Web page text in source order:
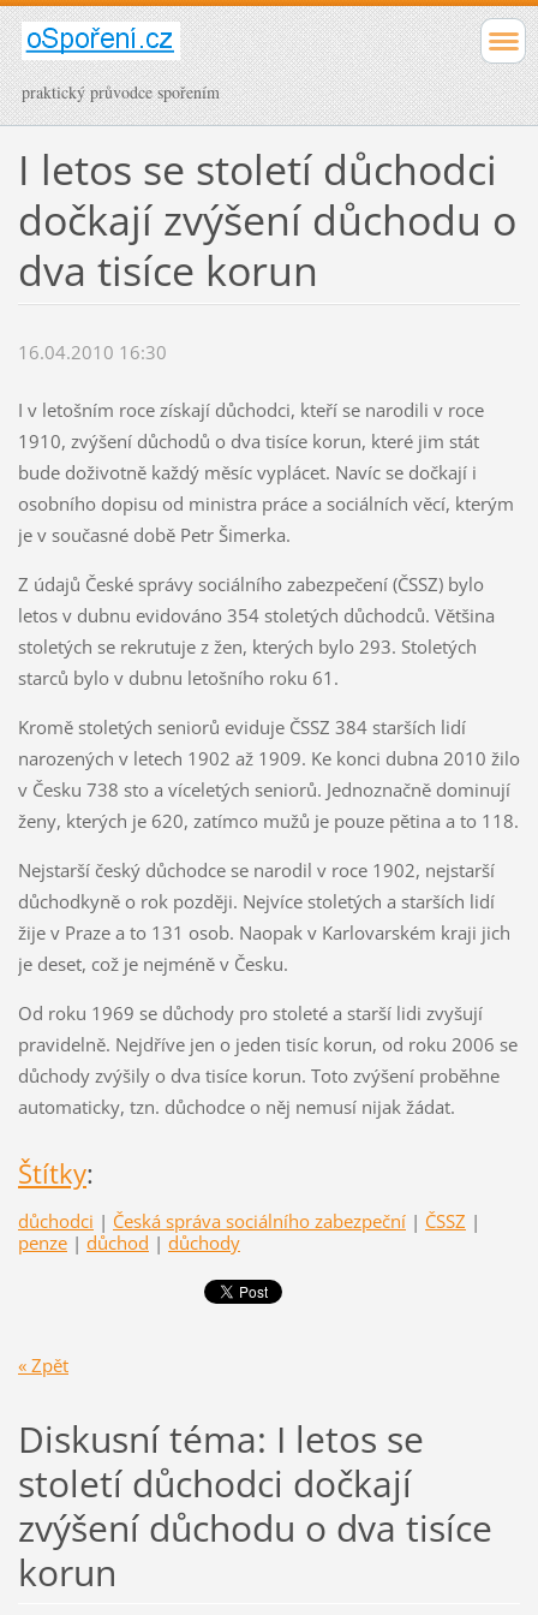
praktický průvodce spořením
I letos se století důchodci
dočkají zvýšení důchodu o
dva tisíce korun
16.04.2010 16:30
I v letošním roce získají důchodci, kteří se narodili v roce
1910, zvýšení důchodů o dva tisíce korun, které jim stát
bude doživotně každý měsíc vyplácet. Navíc se dočkají i
osobního dopisu od ministra práce a sociálních věcí, kterým
je v současné době Petr Šimerka.
Z údajů České správy sociálního zabezpečení (ČSSZ) bylo
letos v dubnu evidováno 354 stoletých důchodců. Většina
stoletých se rekrutuje z žen, kterých bylo 293. Stoletých
starců bylo v dubnu letošního roku 61.
Kromě stoletých seniorů eviduje ČSSZ 384 starších lidí
narozených v letech 1902 až 1909. Ke konci dubna 2010 žilo
v Česku 738 sto a víceletých seniorů. Jednoznačně dominují
ženy, kterých je 620, zatímco mužů je pouze pětina a to 118.
Nejstarší český důchodce se narodil v roce 1902, nejstarší
důchodkyně o rok později. Nejvíce stoletých a starších lidí
žije v Praze a to 131 osob. Naopak v Karlovarském kraji jich
je deset, což je nejméně v Česku.
Od roku 1969 se důchody pro stoleté a starší lidi zvyšují
pravidelně. Nejdříve jen o jeden tisíc korun, od roku 2006 se
důchody zvýšily o dva tisíce korun. Toto zvýšení proběhne
automaticky, tzn. důchodce o něj nemusí nijak žádat.
Štítky:
důchodci | Česká správa sociálního zabezpeční | ČSSZ |
penze | důchod | důchody
« Zpět
Diskusní téma: I letos se
století důchodci dočkají
zvýšení důchodu o dva tisíce
korun